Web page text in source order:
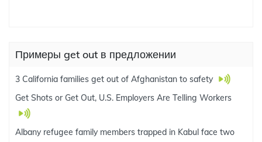
Примеры get out в предложении
3 California families get out of Afghanistan to safety
Get Shots or Get Out, U.S. Employers Are Telling Workers
Albany refugee family members trapped in Kabul face two